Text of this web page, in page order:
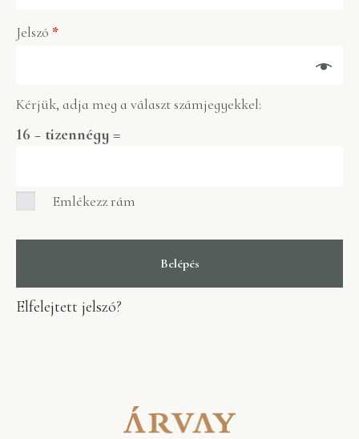
Jelszó *
Kérjük, adja meg a választ számjegyekkel:
16 − tizennégy =
Emlékezz rám
Belépés
Elfelejtett jelszó?